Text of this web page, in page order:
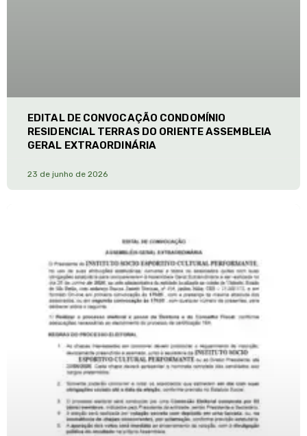
EDITAL DE CONVOCAÇÃO CONDOMÍNIO
RESIDENCIAL TERRAS DO ORIENTE ASSEMBLEIA
GERAL EXTRAORDINÁRIA
23 de junho de 2026